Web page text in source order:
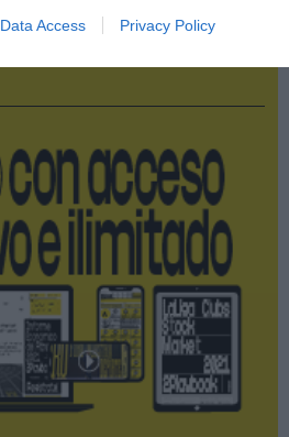
Data Access Privacy Policy